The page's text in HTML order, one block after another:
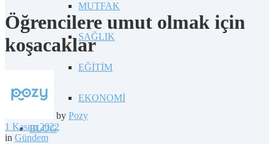
MUTFAK
SAĞLIK
EĞİTİM
EKONOMİ
BLOG
Öğrencilere umut olmak için
koşacaklar
by Pozy
1 Kasım 2022
in Gündem